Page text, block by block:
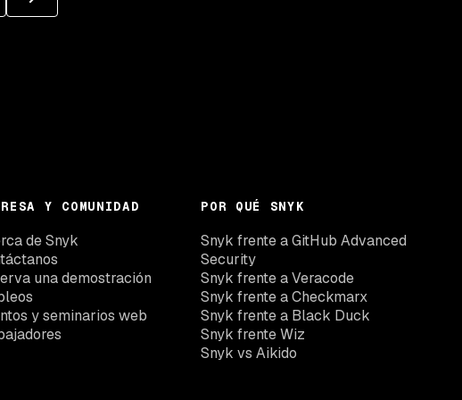
Y COMUNIDAD
de Snyk
una demostración
y seminarios web
POR QUÉ SNYK
Snyk frente a GitHub Advanced
Security
Snyk frente a Veracode
Snyk frente a Checkmarx
Snyk frente a Black Duck
Snyk frente Wiz
Snyk vs Aikido